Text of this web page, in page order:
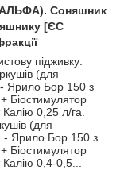
АЛЬФА). Соняшник
[ЄС
підживку:
(для
Ярило Бор 150 з
Біостимулятор
0,25 л/га.
(для
- Ярило Бор 150 з
Біостимулятор
0,4-0,5...